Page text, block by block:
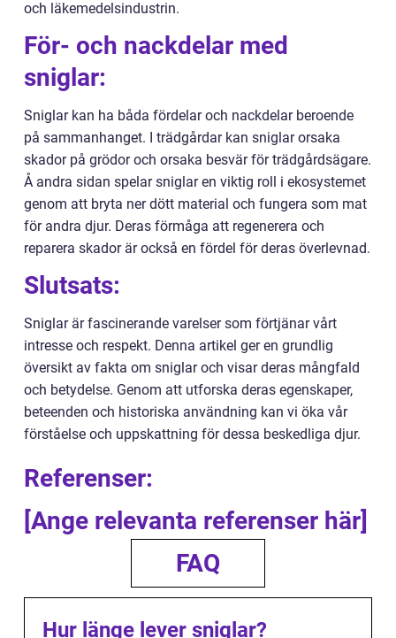
och läkemedelsindustrin.
För- och nackdelar med
sniglar:
Sniglar kan ha båda fördelar och nackdelar beroende
på sammanhanget. I trädgårdar kan sniglar orsaka
skador på grödor och orsaka besvär för trädgårdsägare.
Å andra sidan spelar sniglar en viktig roll i ekosystemet
genom att bryta ner dött material och fungera som mat
för andra djur. Deras förmåga att regenerera och
reparera skador är också en fördel för deras överlevnad.
Slutsats:
Sniglar är fascinerande varelser som förtjänar vårt
intresse och respekt. Denna artikel ger en grundlig
översikt av fakta om sniglar och visar deras mångfald
och betydelse. Genom att utforska deras egenskaper,
beteenden och historiska användning kan vi öka vår
förståelse och uppskattning för dessa beskedliga djur.
Referenser:
[Ange relevanta referenser här]
FAQ
Hur länge lever sniglar?